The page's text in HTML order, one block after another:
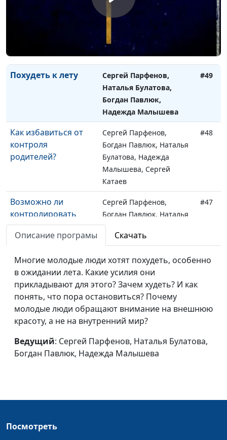
Сергей Парфенов,
Наталья Булатова,
Богдан Павлюк, Надежда
Малышева
Похудеть к лету
Сергей Парфенов,
Наталья Булатова,
Богдан Павлюк,
Надежда Малышева
#49
Как избавиться от
контроля
родителей?
Сергей Парфенов,
Богдан Павлюк, Наталья
Булатова, Надежда
Малышева, Сергей
Катаев
#48
Возможно ли
контролировать
мысли?
Сергей Парфенов,
Богдан Павлюк, Наталья
Булатова, Надежда
Малышева
#47
Поступить честно
или схитрить?
Сергей Парфенов,
Богдан Павлюк, Наталья
Булатова, Надежда
Малышева
#46
Интимные
отношения до брака
Сергей Парфенов,
Богдан Павлюк, Наталья
Булатова, Надежда
Малышева, Сергей
шутить, не обижая?
Богдан Павлюк, Наталья
Описание програмы Скачать
Многие молодые люди хотят похудеть, особенно
в ожидании лета. Какие усилия они
прикладывают для этого? Зачем худеть? И как
понять, что пора остановиться? Почему
молодые люди обращают внимание на внешнюю
красоту, а не на внутренний мир?
Ведущий: Сергей Парфенов, Наталья Булатова,
Богдан Павлюк, Надежда Малышева
Посмотреть